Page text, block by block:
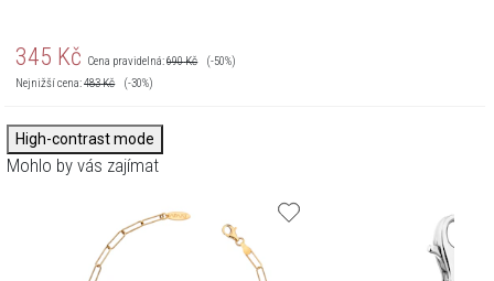
345 Kč Cena pravidelná:690Kč
(-50%)
Nejnižší cena:483Kč (-30%)
High-contrast mode
Mohlo by vás zajímat